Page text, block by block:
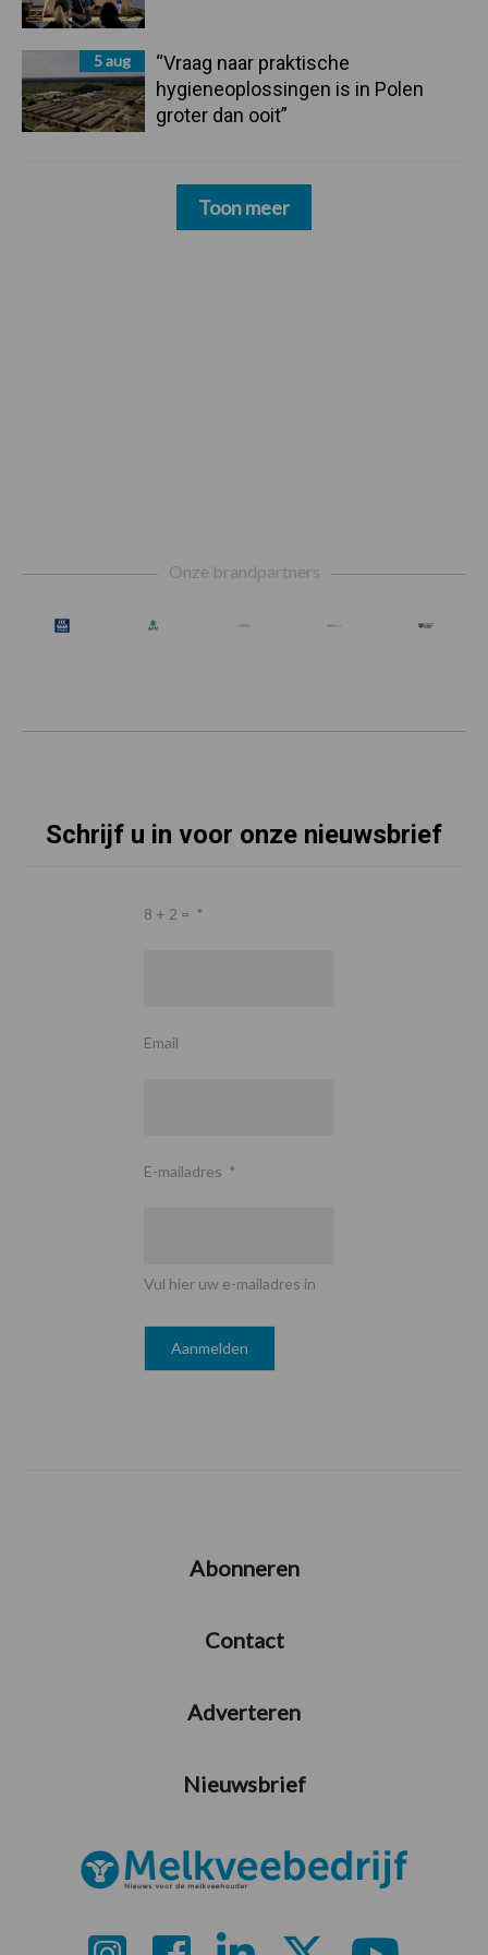
5 aug
“Vraag naar praktische
hygieneoplossingen is in Polen
groter dan ooit”
Toon meer
Onze brandpartners
Schrijf u in voor onze nieuwsbrief
8 + 2 = *
Email
E-mailadres *
Vul hier uw e-mailadres in
Abonneren
Contact
Adverteren
Nieuwsbrief